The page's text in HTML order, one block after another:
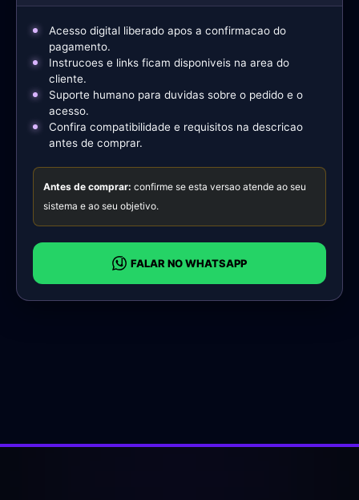
Acesso digital liberado apos a confirmacao do
pagamento.
Instrucoes e links ficam disponiveis na area do
cliente.
Suporte humano para duvidas sobre o pedido e o
acesso.
Confira compatibilidade e requisitos na descricao
antes de comprar.
Antes de comprar: confirme se esta versao atende ao seu
sistema e ao seu objetivo.
FALAR NO WHATSAPP